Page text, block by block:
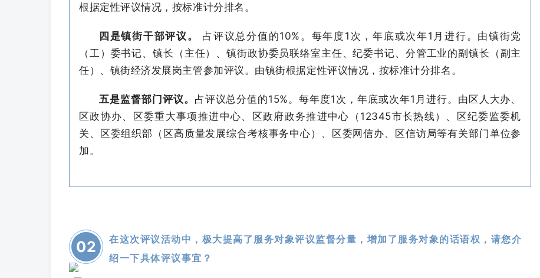
根据定性评议情况，按标准计分排名。
四是镇街干部评议。
占评议总分值的10%。每年度1次，年底或次年1月进行。由镇街党
（工）委书记、镇长（主任）、镇街政协委员联络室主任、纪委书记、分管工业的副镇长（副主
任）、镇街经济发展岗主管参加评议。由镇街根据定性评议情况，按标准计分排名。
五是监督部门评议。 占评议总分值的15%。每年度1次，年底或次年1月进行。由区人大办、
区政协办、区委重大事项推进中心、区政府政务推进中心（12345市长热线）、区纪委监委机
关、区委组织部（区高质量发展综合考核事务中心）、区委网信办、区信访局等有关部门单位参
加。
02
在这次评议活动中，极大提高了服务对象评议监督分量，增加了服务对象的话语权，请您介
绍一下具体评议事宜？